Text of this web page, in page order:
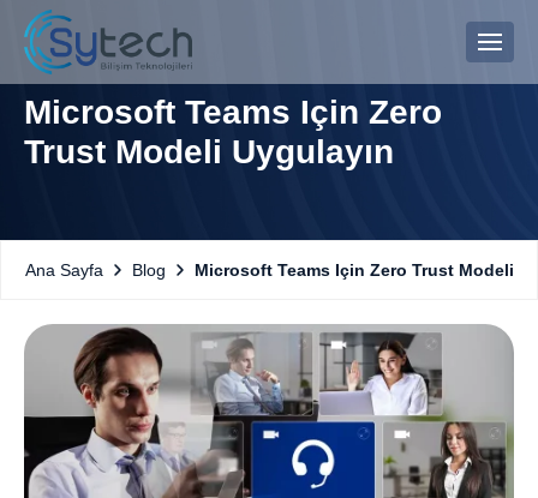
Microsoft Teams Için Zero
Trust Modeli Uygulayın
Ana Sayfa Blog Microsoft Teams Için Zero Trust Modeli